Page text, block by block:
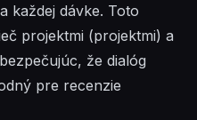
každej dávke. Toto
projektmi (projektmi) a
že dialóg
pre recenzie